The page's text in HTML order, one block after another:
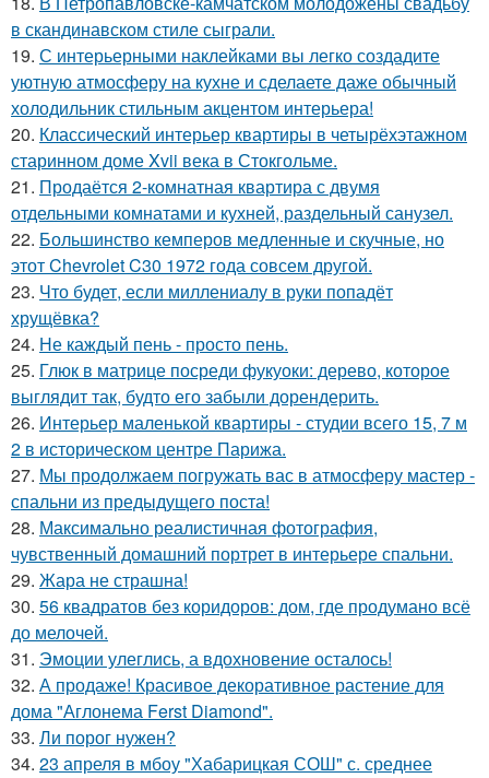
в скандинавском стиле сыграли.
19. С интерьерными наклейками вы легко создадите
уютную атмосферу на кухне и сделаете даже обычный
холодильник стильным акцентом интерьера!
20. Классический интерьер квартиры в четырёхэтажном
старинном доме Xvii века в Стокгольме.
21. Продаётся 2-комнатная квартира с двумя
отдельными комнатами и кухней, раздельный санузел.
22. Большинство кемперов медленные и скучные, но
этот Chevrolet C30 1972 года совсем другой.
23. Что будет, если миллениалу в руки попадёт
хрущёвка?
24. Не каждый пень - просто пень.
25. Глюк в матрице посреди фукуоки: дерево, которое
выглядит так, будто его забыли дорендерить.
26. Интерьер маленькой квартиры - студии всего 15, 7 м
2 в историческом центре Парижа.
27. Мы продолжаем погружать вас в атмосферу мастер -
спальни из предыдущего поста!
28. Максимально реалистичная фотография,
чувственный домашний портрет в интерьере спальни.
29. Жара не страшна!
30. 56 квадратов без коридоров: дом, где продумано всё
до мелочей.
31. Эмоции улеглись, а вдохновение осталось!
32. А продаже! Красивое декоративное растение для
дома "Аглонема Ferst Diamond".
33. Ли порог нужен?
34. 23 апреля в мбоу "Хабарицкая СОШ" с. среднее